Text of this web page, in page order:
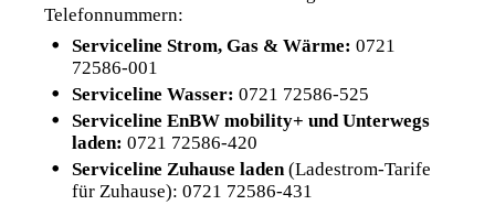
Telefonnummern:
Serviceline Strom, Gas & Wärme: 0721
72586-001
Serviceline Wasser: 0721 72586-525
Serviceline EnBW mobility+ und Unterwegs
laden: 0721 72586-420
Serviceline Zuhause laden (Ladestrom-Tarife
für Zuhause): 0721 72586-431